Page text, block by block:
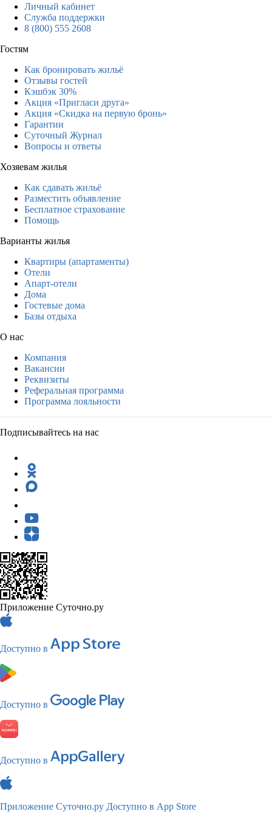
Личный кабинет
Служба поддержки
8 (800) 555 2608
Гостям
Как бронировать жильё
Отзывы гостей
Кэшбэк 30%
Акция «Пригласи друга»
Акция «Скидка на первую бронь»
Гарантии
Суточный Журнал
Вопросы и ответы
Хозяевам жилья
Как сдавать жильё
Разместить объявление
Бесплатное страхование
Помощь
Варианты жилья
Квартиры (апартаменты)
Отели
Апарт-отели
Дома
Гостевые дома
Базы отдыха
О нас
Компания
Вакансии
Реквизиты
Реферальная программа
Программа лояльности
Подписывайтесь на нас
Приложение Суточно.ру
Доступно в
Доступно в
Доступно в
Приложение Суточно.ру Доступно в App Store